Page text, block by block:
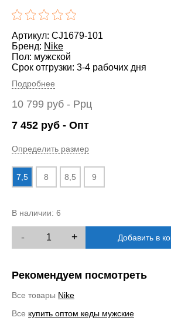
Артикул: CJ1679-101
Бренд: Nike
Пол: мужской
Срок отгрузки: 3-4 рабочих дня
Подробнее
10 799 руб - Ррц
7 452 руб - Опт
Определить размер
7,5 8 8,5 9
В наличии: 6
- + Добавить в
Рекомендуем посмотреть
Все товары Nike
Все купить оптом кеды мужские